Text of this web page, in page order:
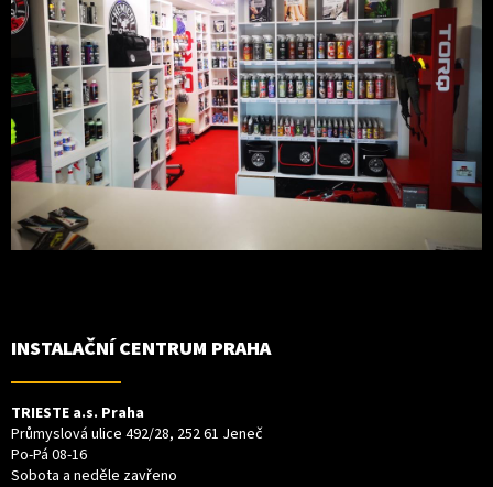
INSTALAČNÍ CENTRUM PRAHA
TRIESTE a.s. Praha
Průmyslová ulice 492/28, 252 61 Jeneč
Po-Pá 08-16
Sobota a neděle zavřeno